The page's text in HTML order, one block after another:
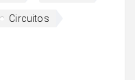
Circuitos